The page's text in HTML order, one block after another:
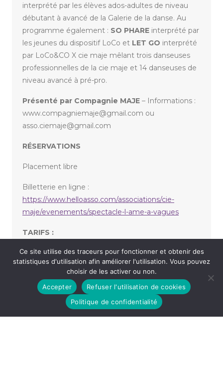
interprété par les élèves ados-adultes de niveau
débutant à avancé de la Galerie de la danse. Au
programme également : SO PHARE interprété par
les jeunes du dispositif LoCo et LET GO interprété
par LoCo&CO X cie maje mêlant trois danseuses
professionnelles de la cie maje et 14 danseuses de
niveau avancé à pré-pro.
Présenté par Compagnie MAJE – Informations :
www.compagniemaje@gmail.com ou
asso.ciemaje@gmail.com
RÉSERVATIONS
Placement libre
Billetterie en ligne :
https://www.helloasso.com/associations/cie-
maje/evenements/spectacle-l-ame-a-vagues
TARIFS :
12,00 € la place / 20,00 € le pass 2 jours
DANIEL MORIN – CERTIFIÉ
ONCE UPON A TIME DAVID BOWIE
Ce site utilise des traceurs pour fonctionner et obtenir des
statistiques d'utilisation afin améliorer l'utilisation. Vous pouvez
choisir de les activer ou non.
Accepter
Refuser l'utilisation de cookies
Politique de confidentialité